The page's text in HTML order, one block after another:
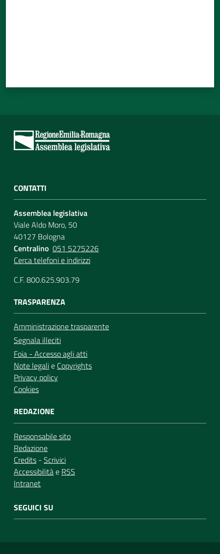
CONTATTI
Assemblea legislativa
Viale Aldo Moro, 50
40127 Bologna
Centralino 051 5275226
Cerca telefoni e indirizzi
C.F. 800.625.903.79
TRASPARENZA
Amministrazione trasparente
Segnala illeciti
Foia - Accesso agli atti
Note legalie Copyrights
Privacy policy
Cookies
REDAZIONE
Responsabile sito
Redazione
Credits - Scrivici
Accessibilitàe RSS
Intranet
SEGUICI SU